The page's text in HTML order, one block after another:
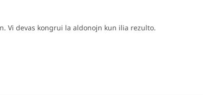
Vi devas kongrui la aldonojn kun ilia rezulto.